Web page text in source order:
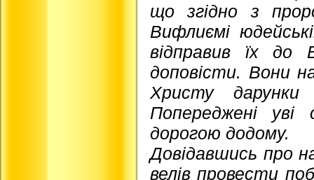
що згідно з
Вифлиємі
відправив їх до
доповісти. Вони
Христу
Попереджені уві
дорогою додому.
Довідавшись про
велів провести